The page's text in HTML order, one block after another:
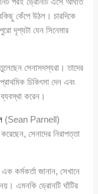
কেঁপে উঠল। চারদিকে
দৃশ্যটা যেন সিনেমার
সেনাসদস্যরা। তাদের
চিকিৎসা দেন এবং
করেন।
(Sean Parnell)
সেনাদের নিরাপত্তা
জানান, সেখানে
এমনকি ড্রোনটি ঘাঁটির